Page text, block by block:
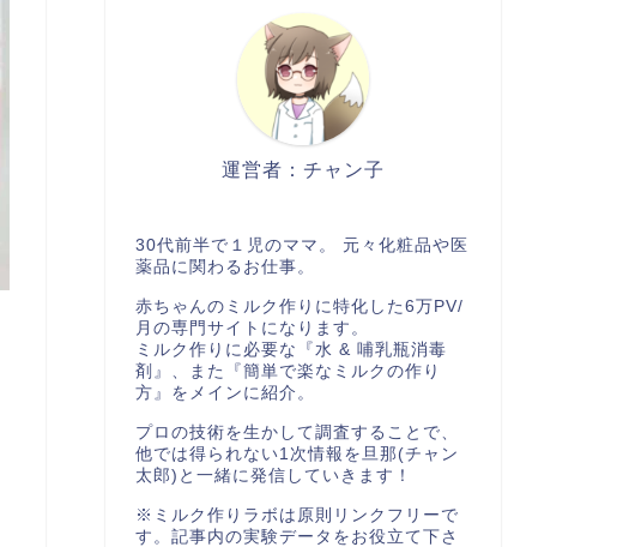
運営者：チャン子
30代前半で１児のママ。 元々化粧品や医
薬品に関わるお仕事。
赤ちゃんのミルク作りに特化した6万PV/
月の専門サイトになります。
ミルク作りに必要な『水 & 哺乳瓶消毒
剤』、また『簡単で楽なミルクの作り
方』をメインに紹介。
プロの技術を生かして調査することで、
他では得られない1次情報を旦那(チャン
太郎)と一緒に発信していきます！
※ミルク作りラボは原則リンクフリーで
す。記事内の実験データをお役立て下さ